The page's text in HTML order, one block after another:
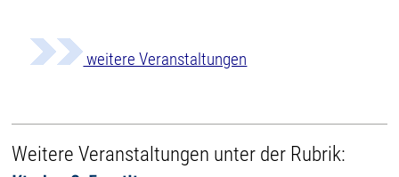
weitere Veranstaltungen
Weitere Veranstaltungen unter der Rubrik: